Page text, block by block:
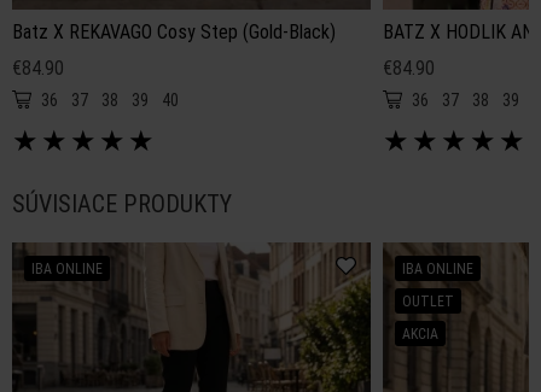
Batz X REKAVAGO Cosy Step (Gold-Black)
€84.90
36 37 38 39 40
★ ★ ★ ★ ★
BATZ X HODLIK
€84.90
36 37 38 39
★ ★ ★ ★ ★
SÚVISIACE PRODUKTY
IBA ONLINE
IBA ONLINE
OUTLET
AKCIA